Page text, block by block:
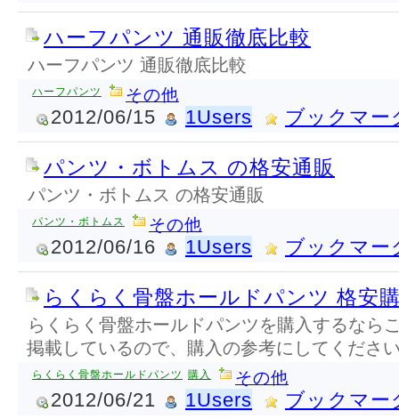
ハーフパンツ 通販徹底比較
ハーフパンツ 通販徹底比較
ハーフパンツ その他
2012/06/15 1Users ブックマー
パンツ・ボトムス の格安通販
パンツ・ボトムス の格安通販
パンツ・ボトムス その他
2012/06/16 1Users ブックマー
らくらく骨盤ホールドパンツ 格安
らくらく骨盤ホールドパンツを購入するなら
掲載しているので、購入の参考にしてくださ
らくらく骨盤ホールドパンツ 購入 その他
2012/06/21 1Users ブックマー